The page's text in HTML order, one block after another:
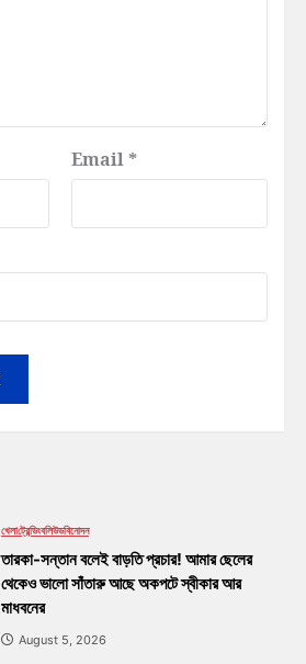
Email *
খেলাট্রেন্ডিংবলিউডবিনোদন
তারকা-সন্তান বলেই বাড়তি প্রচার! আমার ছেলের
থেকেও ভালো সাঁতারু আছে অকপটে স্বীকার আর
মাধবনের
August 5, 2026